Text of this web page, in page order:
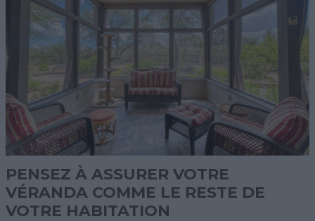
PENSEZ À ASSURER VOTRE
VÉRANDA COMME LE RESTE DE
VOTRE HABITATION